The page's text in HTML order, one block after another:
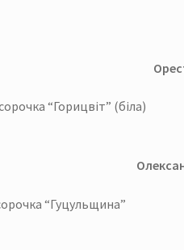
“Горицвіт” (біла)
“Гуцульщина”